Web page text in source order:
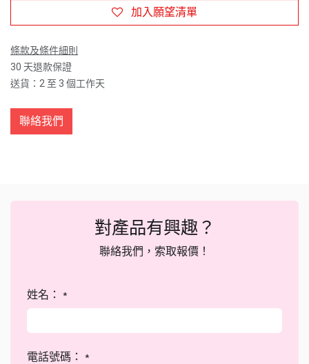
加入願望清單
條款及條件細則
30 天退款保證
送貨：2 至 3 個工作天
聯絡我們
對產品有興趣？
聯絡我們，索取報價！
姓名： *
電話號碼： *